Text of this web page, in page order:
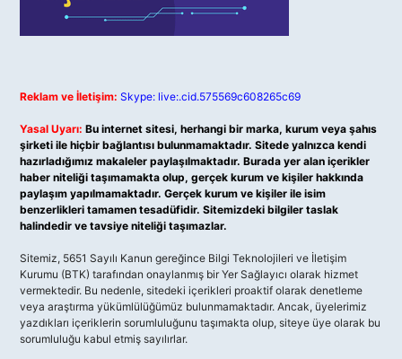
Reklam ve İletişim: Skype: live:.cid.575569c608265c69
Yasal Uyarı: Bu internet sitesi, herhangi bir marka, kurum veya şahıs
şirketi ile hiçbir bağlantısı bulunmamaktadır. Sitede yalnızca kendi
hazırladığımız makaleler paylaşılmaktadır. Burada yer alan içerikler
haber niteliği taşımamakta olup, gerçek kurum ve kişiler hakkında
paylaşım yapılmamaktadır. Gerçek kurum ve kişiler ile isim
benzerlikleri tamamen tesadüfidir. Sitemizdeki bilgiler taslak
halindedir ve tavsiye niteliği taşımazlar.
Sitemiz, 5651 Sayılı Kanun gereğince Bilgi Teknolojileri ve İletişim
Kurumu (BTK) tarafından onaylanmış bir Yer Sağlayıcı olarak hizmet
vermektedir. Bu nedenle, sitedeki içerikleri proaktif olarak denetleme
veya araştırma yükümlülüğümüz bulunmamaktadır. Ancak, üyelerimiz
yazdıkları içeriklerin sorumluluğunu taşımakta olup, siteye üye olarak bu
sorumluluğu kabul etmiş sayılırlar.